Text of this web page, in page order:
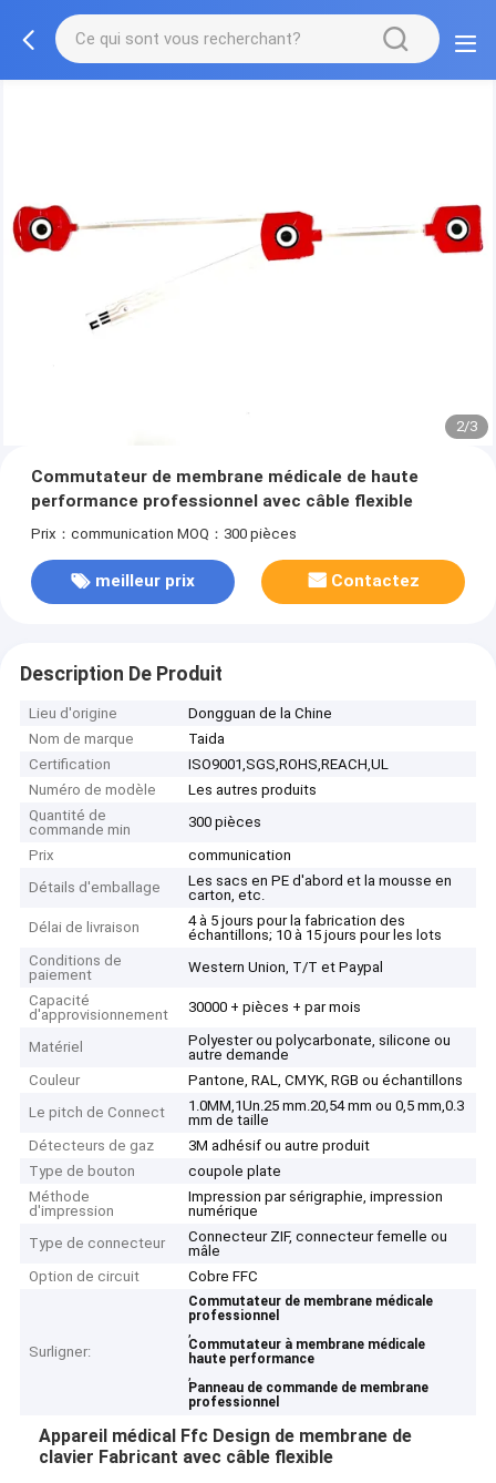
2/3
Commutateur de membrane médicale de haute
performance professionnel avec câble flexible
Prix：communication MOQ：300 pièces
meilleur prix Contactez
Description De Produit
Lieu d'origine
Dongguan de la Chine
Nom de marque
Taida
Certification
ISO9001,SGS,ROHS,REACH,UL
Numéro de modèle
Les autres produits
Quantité de
commande min
300 pièces
Prix
communication
Détails d'emballage
Les sacs en PE d'abord et la mousse en
carton, etc.
Délai de livraison
4 à 5 jours pour la fabrication des
échantillons; 10 à 15 jours pour les lots
Conditions de
paiement
Western Union, T/T et Paypal
Capacité
d'approvisionnement
30000 + pièces + par mois
Matériel
Polyester ou polycarbonate, silicone ou
autre demande
Couleur
Pantone, RAL, CMYK, RGB ou échantillons
Le pitch de Connect
1.0MM,1Un.25 mm.20,54 mm ou 0,5 mm,0.3
mm de taille
Détecteurs de gaz
3M adhésif ou autre produit
Type de bouton
coupole plate
Méthode
d'impression
Impression par sérigraphie, impression
numérique
Type de connecteur
Connecteur ZIF, connecteur femelle ou
mâle
Option de circuit
Cobre FFC
Surligner:
Commutateur de membrane médicale
professionnel
,
Commutateur à membrane médicale
haute performance
,
Panneau de commande de membrane
professionnel
Appareil médical Ffc Design de membrane de
clavier Fabricant avec câble flexible